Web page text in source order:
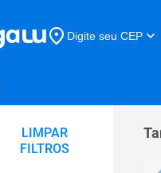
Digite seu CEP
LIMPAR
FILTROS